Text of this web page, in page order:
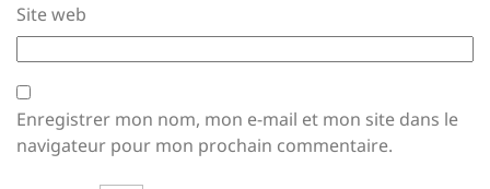
Site web
Enregistrer mon nom, mon e-mail et mon site dans le
navigateur pour mon prochain commentaire.